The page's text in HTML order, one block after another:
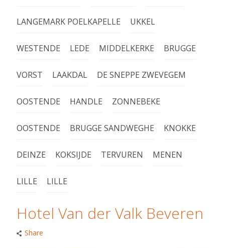
LANGEMARK POELKAPELLE UKKEL
WESTENDE LEDE MIDDELKERKE BRUGGE
VORST LAAKDAL DE SNEPPE ZWEVEGEM
OOSTENDE HANDLE ZONNEBEKE
OOSTENDE BRUGGE SANDWEGHE KNOKKE
DEINZE KOKSIJDE TERVUREN MENEN
LILLE LILLE
Hotel Van der Valk Beveren
Share